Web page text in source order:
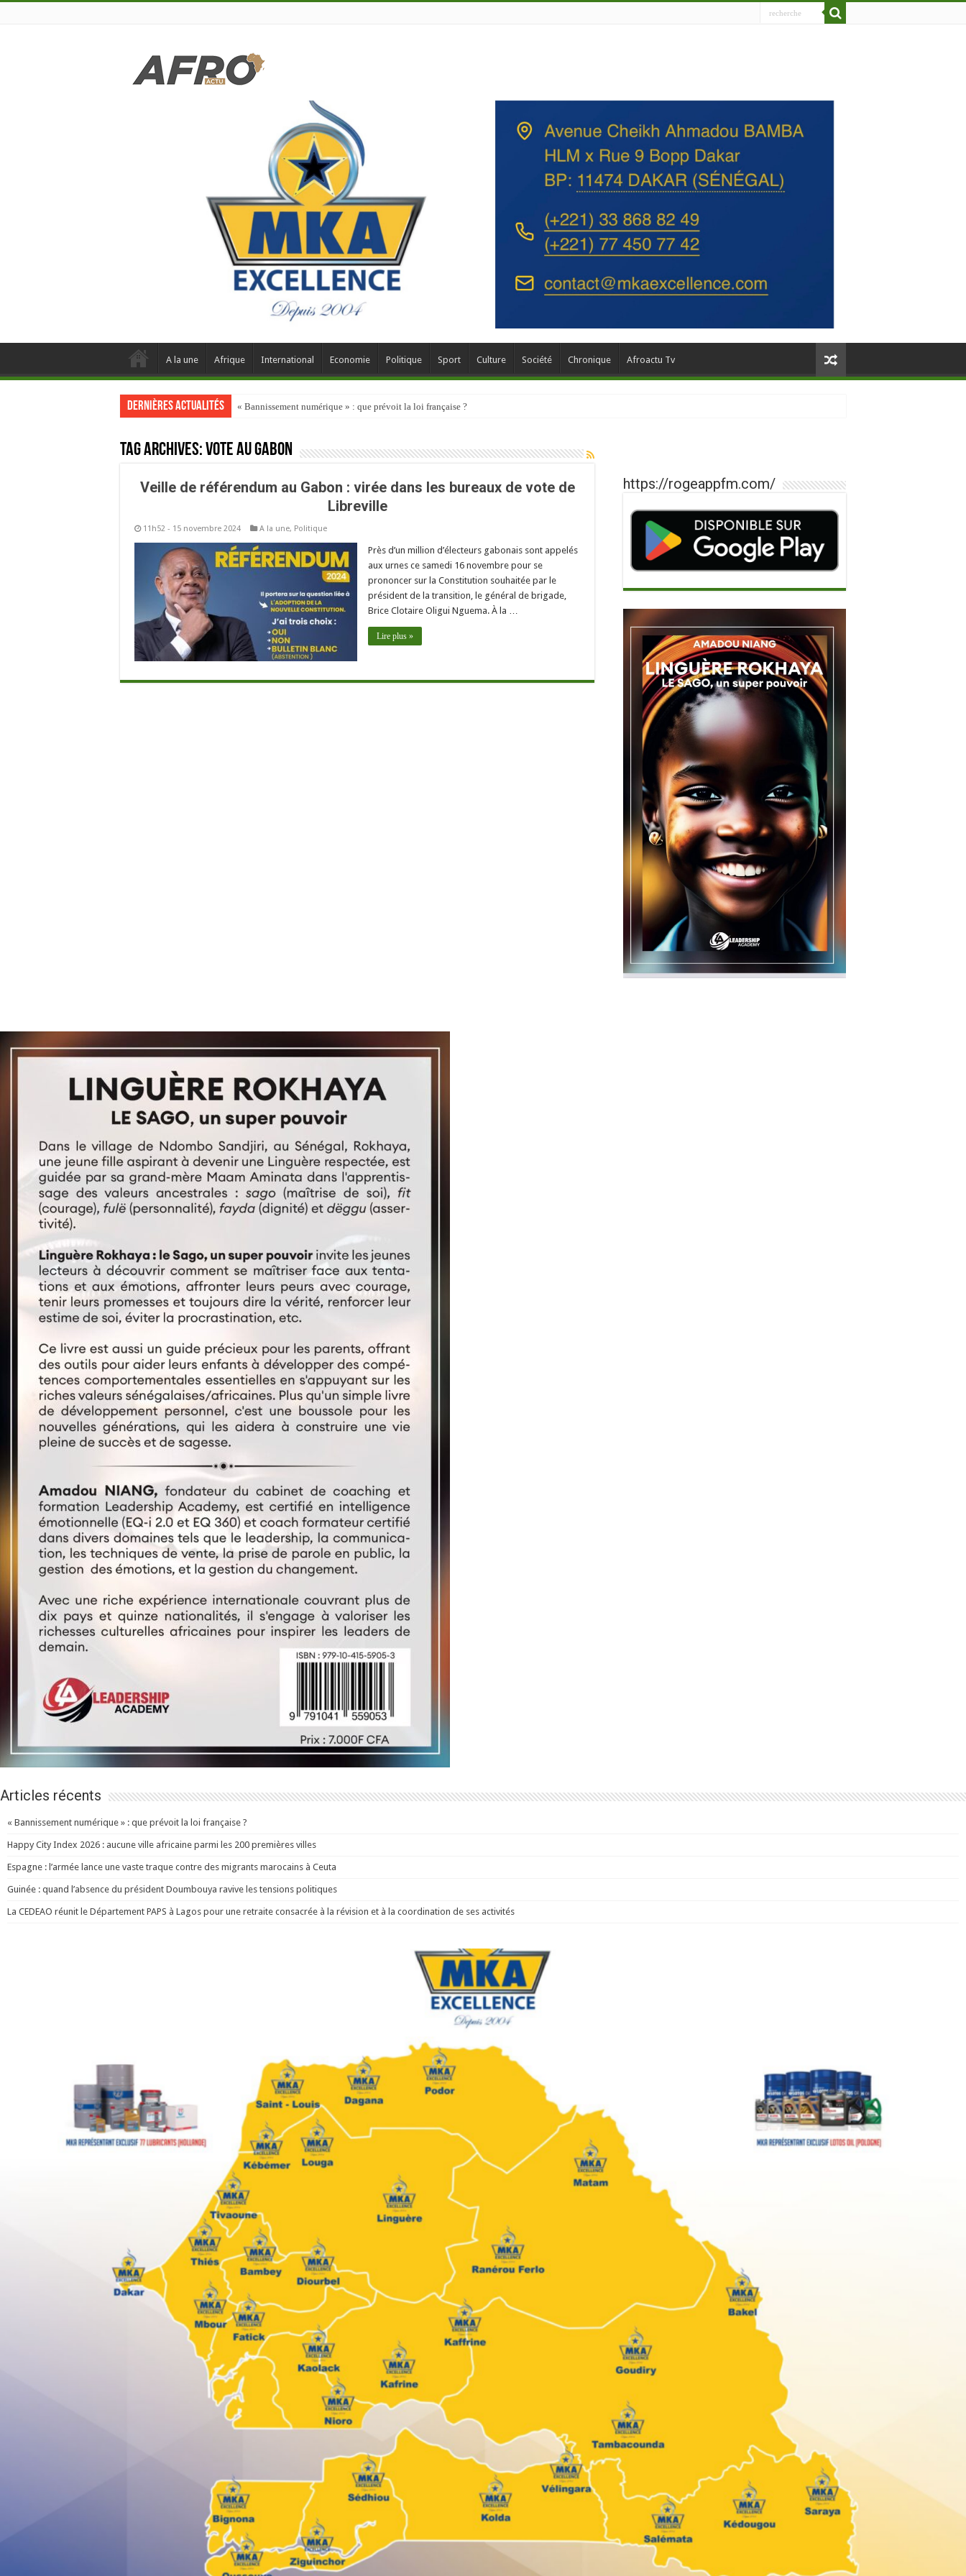
A la une Afrique International Economie Politique Sport Culture Société Chronique Afroactu Tv
Dernières actualités « Bannissement numérique » : que prévoit la loi française ?
Tag Archives:Vote au Gabon
Veille de référendum au Gabon : virée dans les bureaux de vote de
Libreville
11h52 - 15 novembre 2024 A la une, Politique
Près d’un million d’électeurs gabonais sont appelés
aux urnes ce samedi 16 novembre pour se
prononcer sur la Constitution souhaitée par le
président de la transition, le général de brigade,
Brice Clotaire Oligui Nguema. À la …
Lire plus »
https://rogeappfm.com/
Articles récents
« Bannissement numérique » : que prévoit la loi française ?
Happy City Index 2026 : aucune ville africaine parmi les 200 premières villes
Espagne : l’armée lance une vaste traque contre des migrants marocains à Ceuta
Guinée : quand l’absence du président Doumbouya ravive les tensions politiques
La CEDEAO réunit le Département PAPS à Lagos pour une retraite consacrée à la révision et à la coordination de ses activités